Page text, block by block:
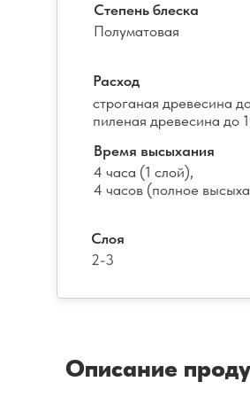
Описание
Степень блеска
Полуматовая
Расход
строганая древесина
пиленая древесина до
Время высыхания
4 часа (1 слой),
4 часов (полное
Слоя
2-3